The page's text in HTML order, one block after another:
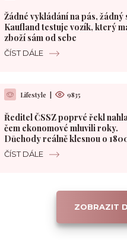
Žádné vykládání na pás, žádný
Kaufland testuje vozík, který
zboží sám od sebe
ČÍST DÁLE
Lifestyle 9835
Ředitel ČSSZ poprvé řekl
čem ekonomové mluvili roky.
Důchody reálně klesnou o
měsíčně
ČÍST DÁLE
ZOBRAZIT